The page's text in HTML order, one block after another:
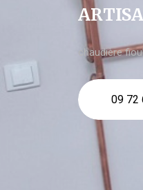
chaudière
09 72